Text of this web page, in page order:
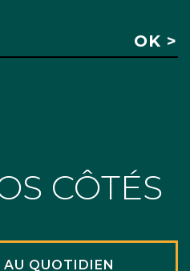
CÔTÉS
AU QUOTIDIEN